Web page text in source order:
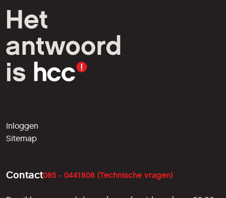
liefhebbers.
Inloggen
Sitemap
Contact085 - 0441808 (Technische vragen)